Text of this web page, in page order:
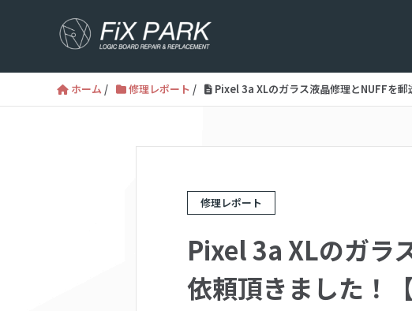
ホーム / 修理レポート / Pixel 3a XLのガラス液晶修理とNUFFを
修理レポート
Pixel 3a XLのガラ
依頼頂きました！